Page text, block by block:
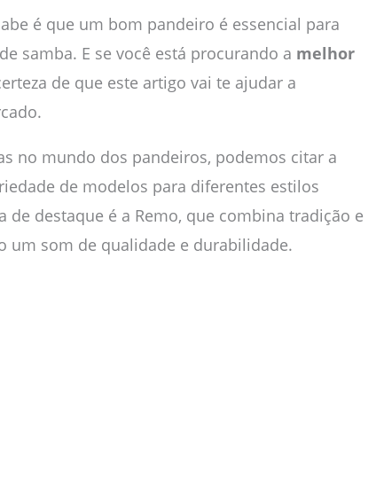
é que um bom pandeiro é essencial para
samba. E se você está procurando a melhor
de que este artigo vai te ajudar a
no mundo dos pandeiros, podemos citar a
de modelos para diferentes estilos
destaque é a Remo, que combina tradição e
um som de qualidade e durabilidade.